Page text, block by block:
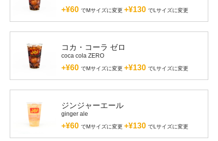
+¥60 でMサイズに変更 +¥130 でLサイズに変更
コカ・コーラ ゼロ
coca cola ZERO
+¥60 でMサイズに変更 +¥130 でLサイズに変更
ジンジャーエール
ginger ale
+¥60 でMサイズに変更 +¥130 でLサイズに変更